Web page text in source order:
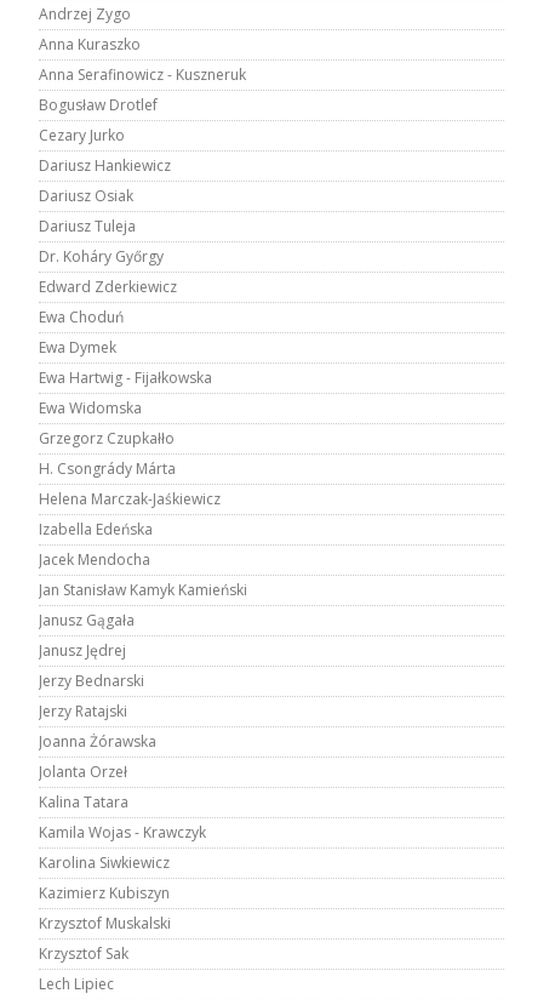
Andrzej Zygo
Anna Kuraszko
Anna Serafinowicz - Kuszneruk
Bogusław Drotlef
Cezary Jurko
Dariusz Hankiewicz
Dariusz Osiak
Dariusz Tuleja
Dr. Koháry Győrgy
Edward Zderkiewicz
Ewa Choduń
Ewa Dymek
Ewa Hartwig - Fijałkowska
Ewa Widomska
Grzegorz Czupkałło
H. Csongrády Márta
Helena Marczak-Jaśkiewicz
Izabella Edeńska
Jacek Mendocha
Jan Stanisław Kamyk Kamieński
Janusz Gągała
Janusz Jędrej
Jerzy Bednarski
Jerzy Ratajski
Joanna Żórawska
Jolanta Orzeł
Kalina Tatara
Kamila Wojas - Krawczyk
Karolina Siwkiewicz
Kazimierz Kubiszyn
Krzysztof Muskalski
Krzysztof Sak
Lech Lipiec